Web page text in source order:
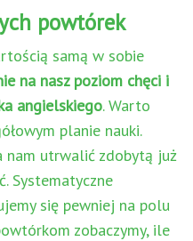
powtórek
samą w sobie
na nasz poziom chęci i
angielskiego. Warto
planie nauki.
nam utrwalić zdobytą już
Systematyczne
się pewniej na polu
zobaczymy, ile